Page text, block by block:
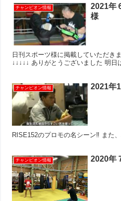
チャンピオン情報
2021年
様
日刊スポーツ様に掲載していただき
↓↓↓↓↓ ありがとうございました 明日
チャンピオン情報 2021年
RISE152のプロモの名シーン‼︎ また
チャンピオン情報 2020年